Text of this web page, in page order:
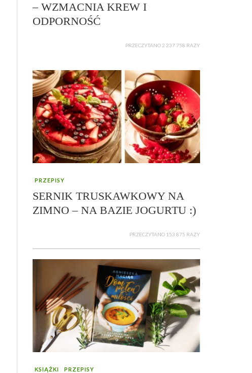
– WZMACNIA KREW I
ODPORNOŚĆ
PRZECZYTANO 2 237 758 RAZY
PRZEPISY
SERNIK TRUSKAWKOWY NA
ZIMNO – NA BAZIE JOGURTU :)
PRZECZYTANO 153 875 RAZY
KSIĄŻKI PRZEPISY